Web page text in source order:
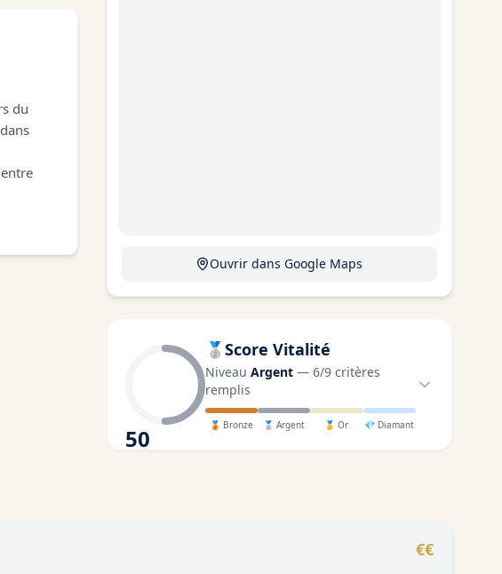
du
Ouvrir dans Google Maps
50
🥈 Score Vitalité
Niveau Argent— 6/9critères
remplis
🥉 Bronze 🥈 Argent 🥇 Or 💎 Diamant
€€